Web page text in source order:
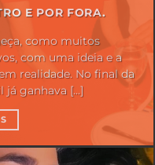
E POR FORA.
como muitos
com uma ideia e a
realidade. No final da
já ganhava [...]